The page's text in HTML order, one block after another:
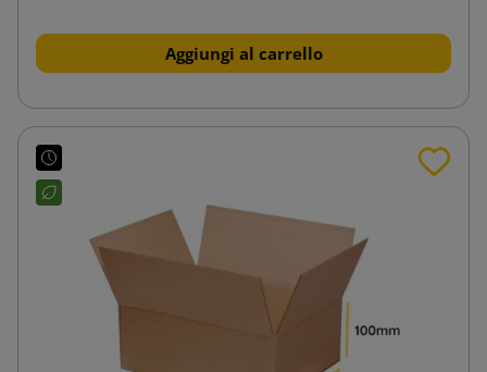
Aggiungi al carrello